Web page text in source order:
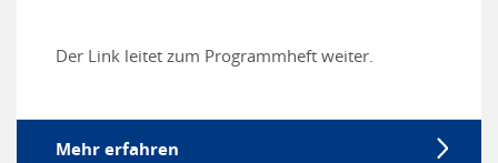
Der Link leitet zum Programmheft weiter.
Mehr erfahren